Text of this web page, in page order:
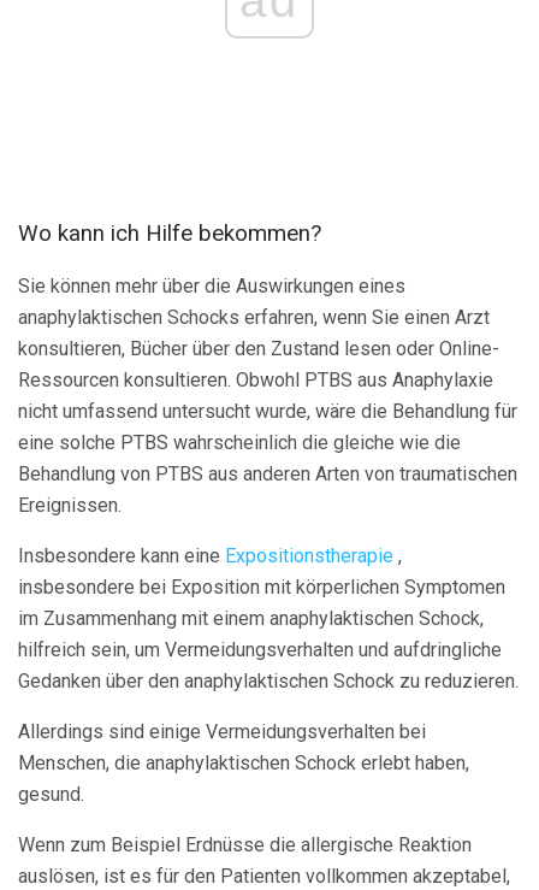
Wo kann ich Hilfe bekommen?
Sie können mehr über die Auswirkungen eines
anaphylaktischen Schocks erfahren, wenn Sie einen Arzt
konsultieren, Bücher über den Zustand lesen oder Online-
Ressourcen konsultieren. Obwohl PTBS aus Anaphylaxie
nicht umfassend untersucht wurde, wäre die Behandlung für
eine solche PTBS wahrscheinlich die gleiche wie die
Behandlung von PTBS aus anderen Arten von traumatischen
Ereignissen.
Insbesondere kann eine Expositionstherapie ,
insbesondere bei Exposition mit körperlichen Symptomen
im Zusammenhang mit einem anaphylaktischen Schock,
hilfreich sein, um Vermeidungsverhalten und aufdringliche
Gedanken über den anaphylaktischen Schock zu reduzieren.
Allerdings sind einige Vermeidungsverhalten bei
Menschen, die anaphylaktischen Schock erlebt haben,
gesund.
Wenn zum Beispiel Erdnüsse die allergische Reaktion
auslösen, ist es für den Patienten vollkommen akzeptabel,